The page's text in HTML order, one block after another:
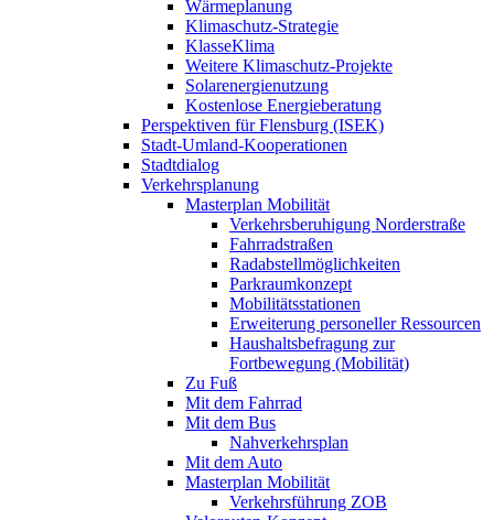
Wärmeplanung
Klimaschutz-Strategie
KlasseKlima
Weitere Klimaschutz-Projekte
Solarenergienutzung
Kostenlose Energieberatung
Perspektiven für Flensburg (ISEK)
Stadt-Umland-Kooperationen
Stadtdialog
Verkehrsplanung
Masterplan Mobilität
Verkehrsberuhigung Norderstraße
Fahrradstraßen
Radabstellmöglichkeiten
Parkraumkonzept
Mobilitätsstationen
Erweiterung personeller Ressourcen
Haushaltsbefragung zur
Fortbewegung (Mobilität)
Zu Fuß
Mit dem Fahrrad
Mit dem Bus
Nahverkehrsplan
Mit dem Auto
Masterplan Mobilität
Verkehrsführung ZOB